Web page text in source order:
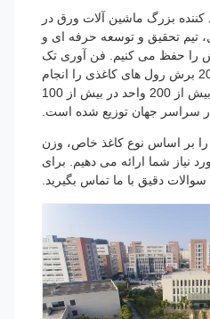
بزرگ ماشین آلات ورق در
تحقیق و توسعه حرفه ای و
می کنیم. فن آوری تک
ورق ما از سال 2006 برش رول های کاغذی را انجام
داده است، با فروش سالانه بیش از 200 واحد در بیش از 100
جهان توزیع شده است.
اساس نوع کاغذ خاص، وزن
شما ارائه می دهیم. برای
دقیق با ما تماس بگیرید.